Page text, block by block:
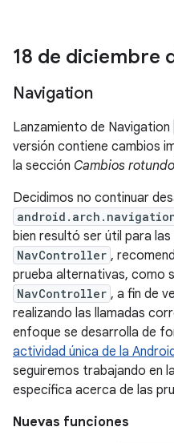
18 de diciembre
Navigation
Lanzamiento de Navigation
versión contiene cambios
la sección Cambios
Decidimos no continuar
bien resultó ser útil para
NavController ,
prueba alternativas, como
NavController , a fin de
realizando las llamadas
enfoque se desarrolla de
actividad única de la
seguiremos trabajando en
específica acerca de las
Nuevas funciones